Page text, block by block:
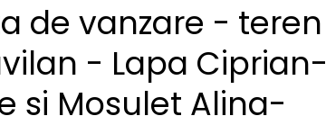
de vanzare - teren
- Lapa Ciprian-
si Mosulet Alina-